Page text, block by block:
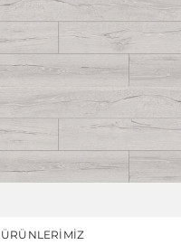
ÜRÜNLERIMIZ